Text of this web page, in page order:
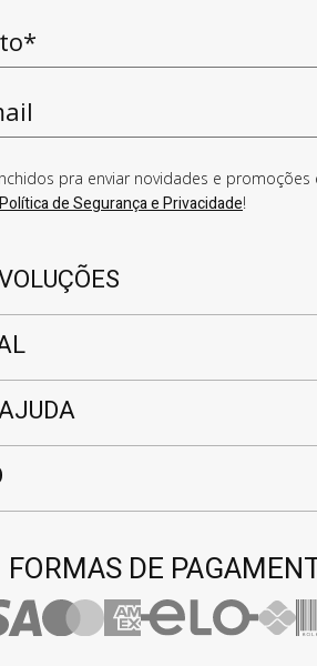
pra enviar novidades e promoções
Política de Segurança e Privacidade!
FORMAS DE